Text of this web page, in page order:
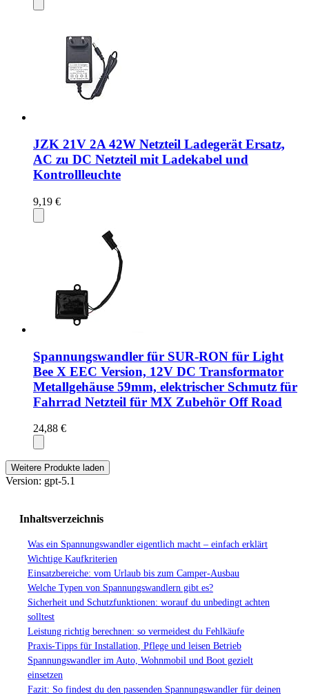
JZK 21V 2A 42W Netzteil Ladegerät Ersatz,
AC zu DC Netzteil mit Ladekabel und
Kontrollleuchte
9,19 €
Spannungswandler für SUR-RON für Light
Bee X EEC Version, 12V DC Transformator
Metallgehäuse 59mm, elektrischer Schmutz für
Fahrrad Netzteil für MX Zubehör Off Road
24,88 €
Weitere Produkte laden
Version: gpt-5.1
Inhaltsverzeichnis
Was ein Spannungswandler eigentlich macht – einfach erklärt
Wichtige Kaufkriterien
Einsatzbereiche: vom Urlaub bis zum Camper-Ausbau
Welche Typen von Spannungswandlern gibt es?
Sicherheit und Schutzfunktionen: worauf du unbedingt achten
solltest
Leistung richtig berechnen: so vermeidest du Fehlkäufe
Praxis-Tipps für Installation, Pflege und leisen Betrieb
Spannungswandler im Auto, Wohnmobil und Boot gezielt
einsetzen
Fazit: So findest du den passenden Spannungswandler für deinen